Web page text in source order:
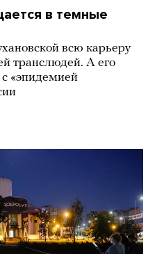
в темные
всю карьеру
транслюдей. А его
с «эпидемией